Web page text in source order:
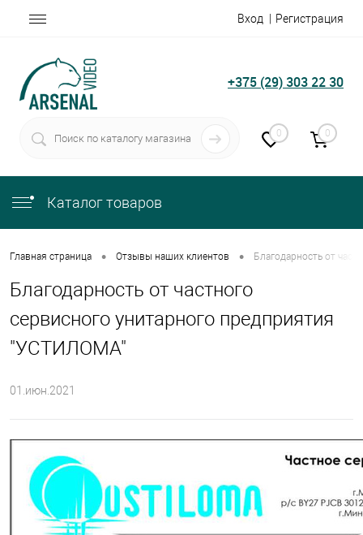
Вход Регистрация
+375 (29) 303 22 30
0 0
Каталог товаров
Главная страница • Отзывы наших клиентов • Благодарность от
Благодарность от частного
сервисного унитарного предприятия
"УСТИЛОМА"
01.июн.2021